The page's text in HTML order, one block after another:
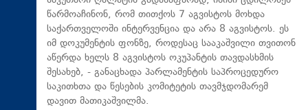
წარმოაჩინონ, რომ თითქოს 7 აგვისტოს მოხდა
საქართველოში ინტერვენცია და არა 8 აგვისტოს. ეს
იმ დოკუმენტის ფონზე, როდესაც სააკაშვილი თვითონ
აწერდა ხელს 8 აგვისტოს ოკუპანტის თავდასხმის
შესახებ, - განაცხადა პარლამენტის საპროცედურო
საკითხთა და წესების კომიტეტის თავმჯდომარემ
დავით მათიკაშვილმა.